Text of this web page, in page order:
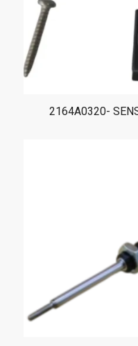
2164A0320-